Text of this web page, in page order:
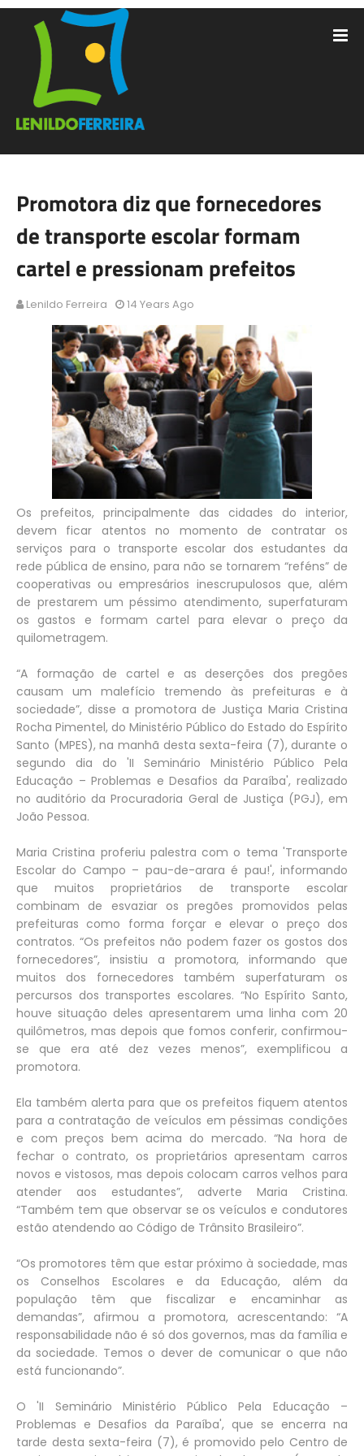
Promotora diz que fornecedores
de transporte escolar formam
cartel e pressionam prefeitos
Lenildo Ferreira 14 Years Ago
Os prefeitos, principalmente das cidades do interior,
devem ficar atentos no momento de contratar os
serviços para o transporte escolar dos estudantes da
rede pública de ensino, para não se tornarem “reféns” de
cooperativas ou empresários inescrupulosos que, além
de prestarem um péssimo atendimento, superfaturam
os gastos e formam cartel para elevar o preço da
quilometragem.
“A formação de cartel e as deserções dos pregões
causam um malefício tremendo às prefeituras e à
sociedade”, disse a promotora de Justiça Maria Cristina
Rocha Pimentel, do Ministério Público do Estado do Espírito
Santo (MPES), na manhã desta sexta-feira (7), durante o
segundo dia do 'II Seminário Ministério Público Pela
Educação – Problemas e Desafios da Paraíba', realizado
no auditório da Procuradoria Geral de Justiça (PGJ), em
João Pessoa.
Maria Cristina proferiu palestra com o tema 'Transporte
Escolar do Campo – pau-de-arara é pau!', informando
que muitos proprietários de transporte escolar
combinam de esvaziar os pregões promovidos pelas
prefeituras como forma forçar e elevar o preço dos
contratos. “Os prefeitos não podem fazer os gostos dos
fornecedores”, insistiu a promotora, informando que
muitos dos fornecedores também superfaturam os
percursos dos transportes escolares. “No Espírito Santo,
houve situação deles apresentarem uma linha com 20
quilômetros, mas depois que fomos conferir, confirmou-
se que era até dez vezes menos”, exemplificou a
promotora.
Ela também alerta para que os prefeitos fiquem atentos
para a contratação de veículos em péssimas condições
e com preços bem acima do mercado. “Na hora de
fechar o contrato, os proprietários apresentam carros
novos e vistosos, mas depois colocam carros velhos para
atender aos estudantes”, adverte Maria Cristina.
“Também tem que observar se os veículos e condutores
estão atendendo ao Código de Trânsito Brasileiro”.
“Os promotores têm que estar próximo à sociedade, mas
os Conselhos Escolares e da Educação, além da
população têm que fiscalizar e encaminhar as
demandas”, afirmou a promotora, acrescentando: “A
responsabilidade não é só dos governos, mas da família e
da sociedade. Temos o dever de comunicar o que não
está funcionando”.
O 'II Seminário Ministério Público Pela Educação –
Problemas e Desafios da Paraíba', que se encerra na
tarde desta sexta-feira (7), é promovido pelo Centro de